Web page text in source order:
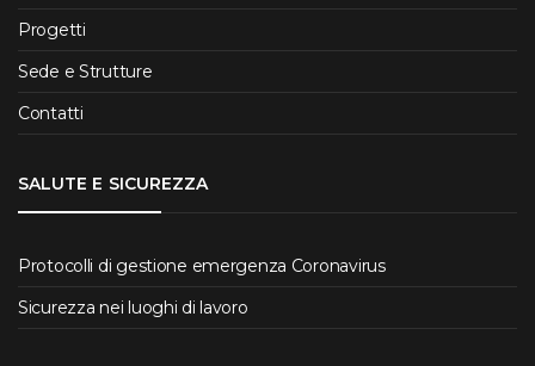
Progetti
Sede e Strutture
Contatti
SALUTE E SICUREZZA
Protocolli di gestione emergenza Coronavirus
Sicurezza nei luoghi di lavoro